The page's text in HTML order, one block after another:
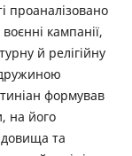
проаналізовано
кампанії,
й релігійну
дружиною
формував
на його
та